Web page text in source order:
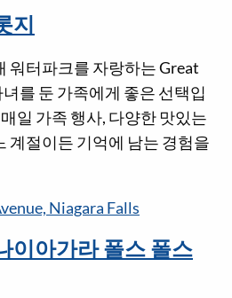
지
워터파크를 자랑하는 Great
를 둔 가족에게 좋은 선택입
일 가족 행사, 다양한 맛있는
계절이든 기억에 남는 경험을
Niagara Falls
이아가라 폴스 폴스